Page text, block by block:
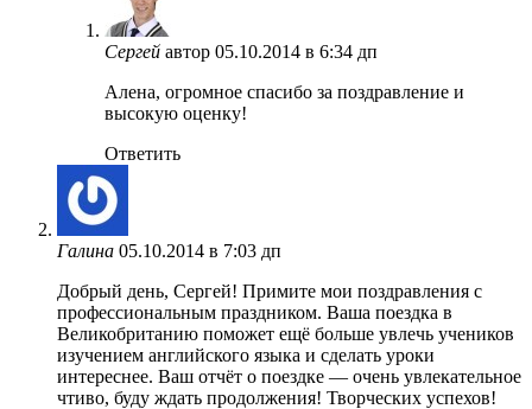
Сергей автор 05.10.2014 в 6:34 дп
Алена, огромное спасибо за поздравление и
высокую оценку!
Ответить
Галина 05.10.2014 в 7:03 дп
Добрый день, Сергей! Примите мои поздравления с
профессиональным праздником. Ваша поездка в
Великобританию поможет ещё больше увлечь учеников
изучением английского языка и сделать уроки
интереснее. Ваш отчёт о поездке — очень увлекательное
чтиво, буду ждать продолжения! Творческих успехов!